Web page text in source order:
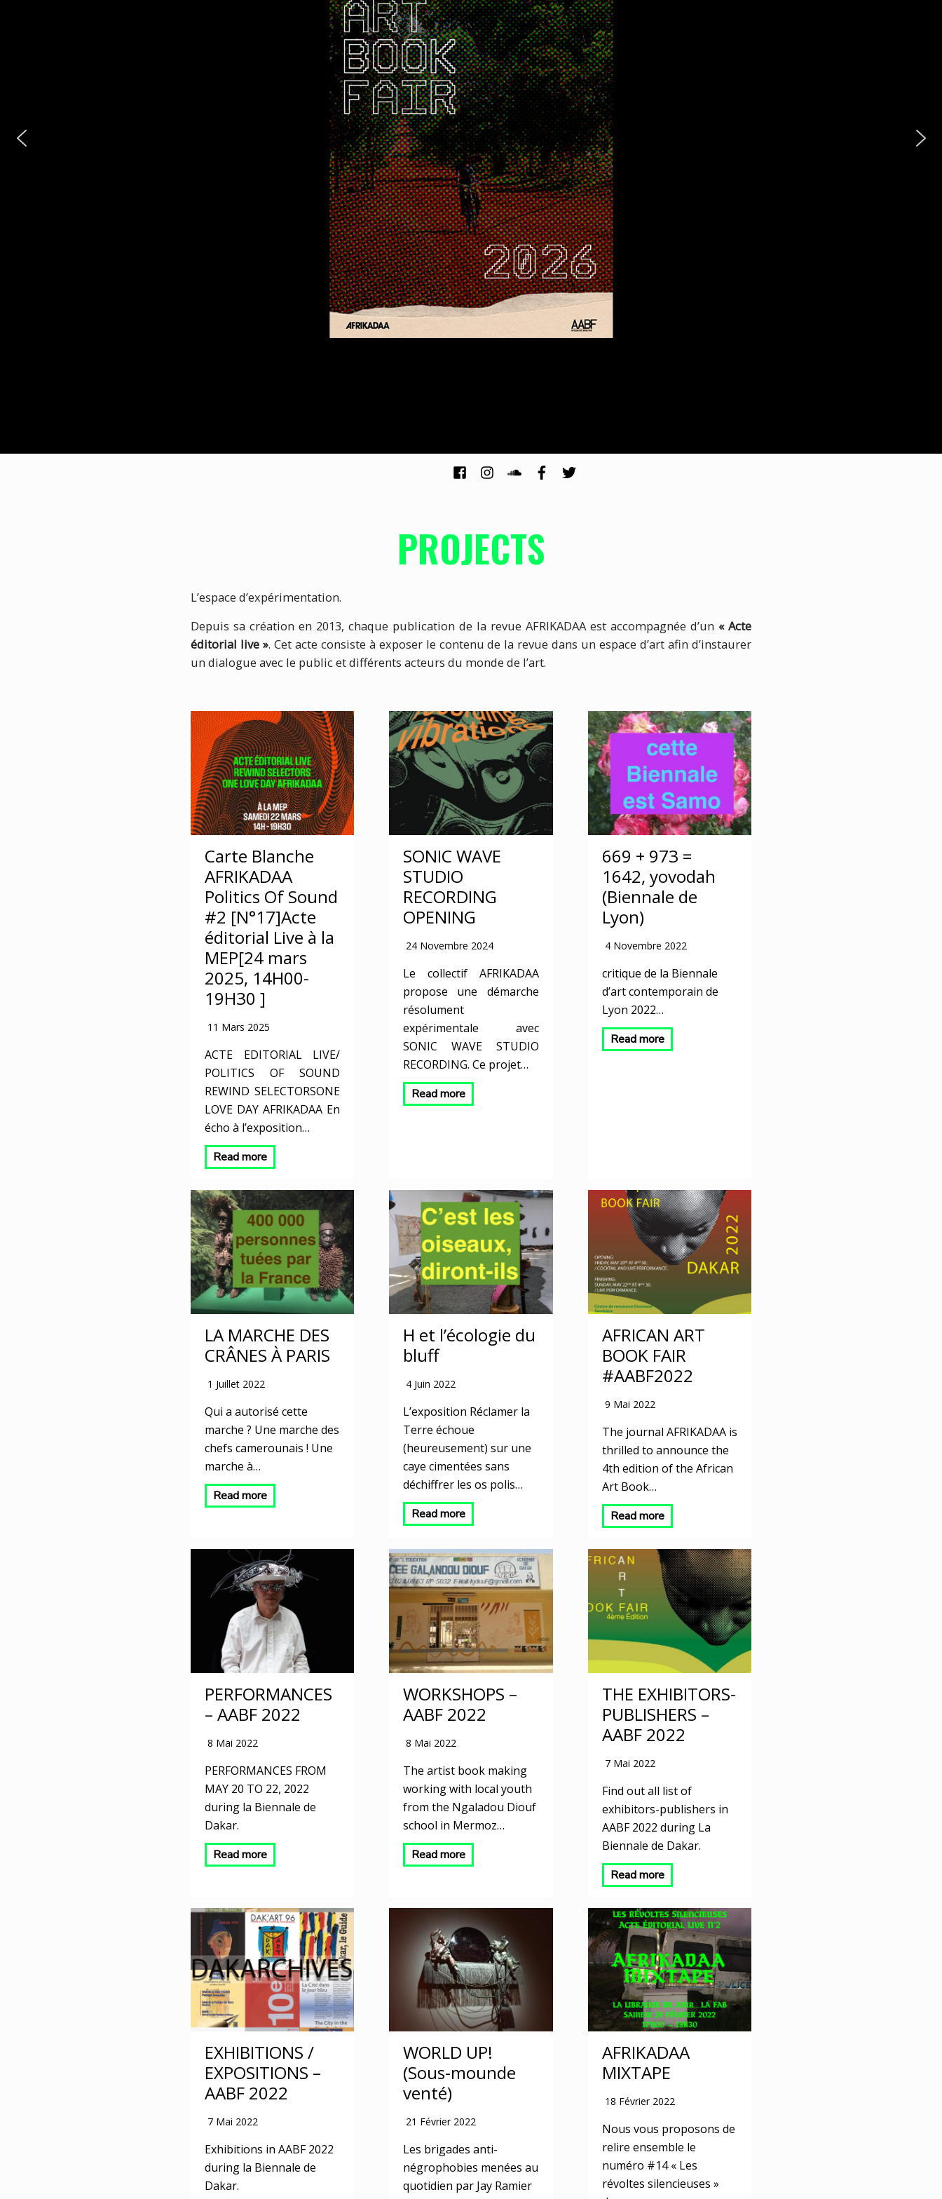
PROJECTS
L’espace d’expérimentation.
Depuis sa création en 2013, chaque publication de la revue AFRIKADAA est accompagnée d’un « Acte
éditorial live ». Cet acte consiste à exposer le contenu de la revue dans un espace d’art afin d’instaurer
un dialogue avec le public et différents acteurs du monde de l’art.
Carte Blanche
AFRIKADAA
Politics Of Sound
#2 [N°17]Acte
éditorial Live à la
MEP[24 mars
2025, 14H00-
19H30 ]
11 Mars 2025
ACTE EDITORIAL LIVE/
POLITICS OF SOUND
REWIND SELECTORSONE
LOVE DAY AFRIKADAA En
écho à l’exposition…
Read more
SONIC WAVE
STUDIO
RECORDING
OPENING
24 Novembre 2024
Le collectif AFRIKADAA
propose une démarche
résolument
expérimentale avec
SONIC WAVE STUDIO
RECORDING. Ce projet…
Read more
669 + 973 =
1642, yovodah
(Biennale de
Lyon)
4 Novembre 2022
critique de la Biennale
d’art contemporain de
Lyon 2022…
Read more
LA MARCHE DES
CRÂNES À PARIS
1 Juillet 2022
Qui a autorisé cette
marche ? Une marche des
chefs camerounais ! Une
marche à…
Read more
H et l’écologie du
bluff
4 Juin 2022
L’exposition Réclamer la
Terre échoue
(heureusement) sur une
caye cimentées sans
déchiffrer les os polis…
Read more
AFRICAN ART
BOOK FAIR
#AABF2022
9 Mai 2022
The journal AFRIKADAA is
thrilled to announce the
4th edition of the African
Art Book…
Read more
PERFORMANCES
– AABF 2022
8 Mai 2022
PERFORMANCES FROM
MAY 20 TO 22, 2022
during la Biennale de
Dakar.
Read more
WORKSHOPS –
AABF 2022
8 Mai 2022
The artist book making
working with local youth
from the Ngaladou Diouf
school in Mermoz…
Read more
THE EXHIBITORS-
PUBLISHERS –
AABF 2022
7 Mai 2022
Find out all list of
exhibitors-publishers in
AABF 2022 during La
Biennale de Dakar.
Read more
EXHIBITIONS /
EXPOSITIONS –
AABF 2022
7 Mai 2022
Exhibitions in AABF 2022
during la Biennale de
Dakar.
WORLD UP!
(Sous-mounde
venté)
21 Février 2022
Les brigades anti-
négrophobies menées au
quotidien par Jay Ramier
AFRIKADAA
MIXTAPE
18 Février 2022
Nous vous proposons de
relire ensemble le
numéro #14 « Les
révoltes silencieuses »